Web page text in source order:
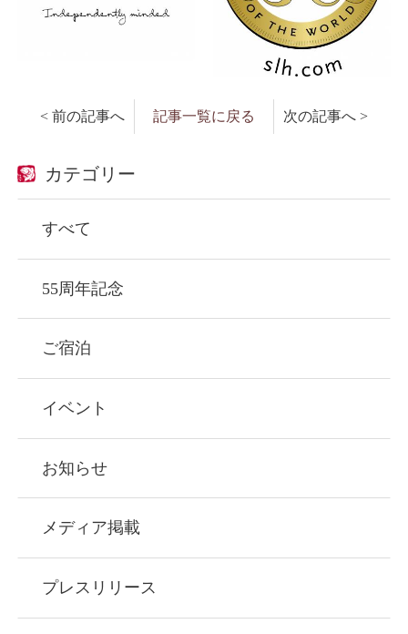
< 前の記事へ 記事一覧に戻る 次の記事へ >
カテゴリー
すべて
55周年記念
ご宿泊
イベント
お知らせ
メディア掲載
プレスリリース